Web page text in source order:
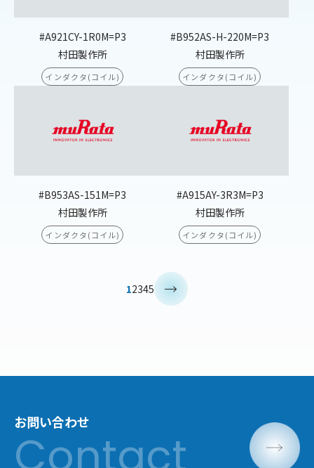
#A921CY-1R0M=P3
村田製作所
インダクタ(コイル)
#B952AS-H-220M=P3
村田製作所
インダクタ(コイル)
#B953AS-151M=P3
村田製作所
インダクタ(コイル)
#A915AY-3R3M=P3
村田製作所
インダクタ(コイル)
12345
お問い合わせ